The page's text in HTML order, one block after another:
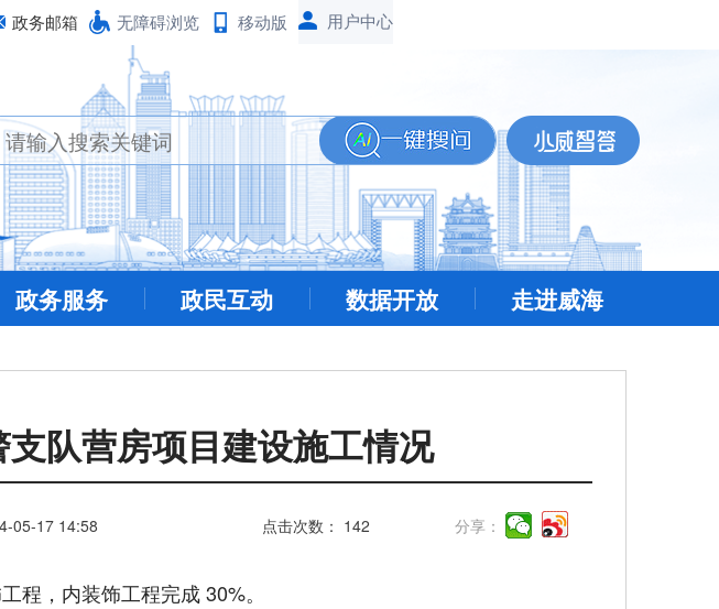
政务邮箱 无障碍浏览 移动版
政务服务 政民互动 数据开放 走进威海
队营房项目建设施工情况
05-17 14:58 点击次数： 142 分享：
程，内装饰工程完成 30%。